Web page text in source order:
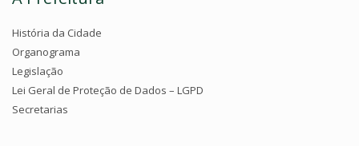
História da Cidade
Organograma
Legislação
Lei Geral de Proteção de Dados – LGPD
Secretarias